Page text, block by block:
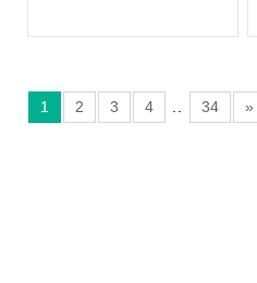
1 2 3 4 34 »